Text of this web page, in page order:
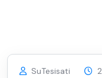
SuTesisati